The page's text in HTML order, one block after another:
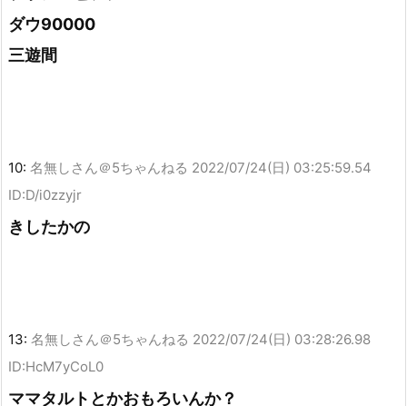
ダウ90000
三遊間
10: 名無しさん＠5ちゃんねる 2022/07/24(日) 03:25:59.54
ID:D/i0zzyjr
きしたかの
13: 名無しさん＠5ちゃんねる 2022/07/24(日) 03:28:26.98
ID:HcM7yCoL0
ママタルトとかおもろいんか？